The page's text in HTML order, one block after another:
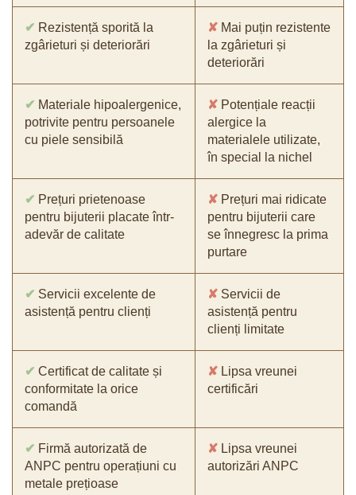
✔ Rezistență sporită la
zgârieturi și deteriorări
✘ Mai puțin rezistente
la zgârieturi și
deteriorări
✔ Materiale hipoalergenice,
potrivite pentru persoanele
cu piele sensibilă
✘ Potențiale reacții
alergice la
materialele utilizate,
în special la nichel
✔ Prețuri prietenoase
pentru bijuterii placate într-
adevăr de calitate
✘ Prețuri mai ridicate
pentru bijuterii care
se înnegresc la prima
purtare
✔ Servicii excelente de
asistență pentru clienți
✘ Servicii de
asistență pentru
clienți limitate
✔ Certificat de calitate și
conformitate la orice
comandă
✘ Lipsa vreunei
certificări
✔ Firmă autorizată de
ANPC pentru operațiuni cu
metale prețioase
✘ Lipsa vreunei
autorizări ANPC